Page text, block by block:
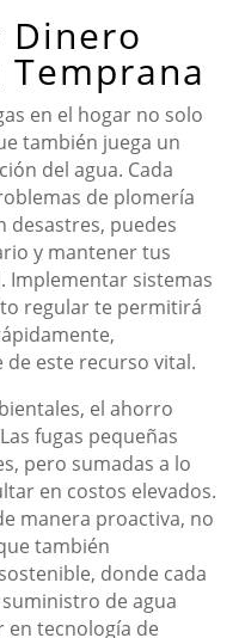
Dinero
en el hogar no solo
también juega un
del agua. Cada
de plomería
desastres, puedes
y mantener tus
Implementar sistemas
regular te permitirá
este recurso vital.
el ahorro
fugas pequeñas
pero sumadas a lo
en costos elevados.
manera proactiva, no
también
donde cada
de agua
en tecnología de